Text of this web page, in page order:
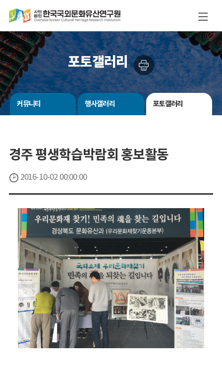
포토갤러리
커뮤니티 행사갤러리 포토갤러리
경주 평생학습박람회 홍보활동
2016-10-02 00:00:00